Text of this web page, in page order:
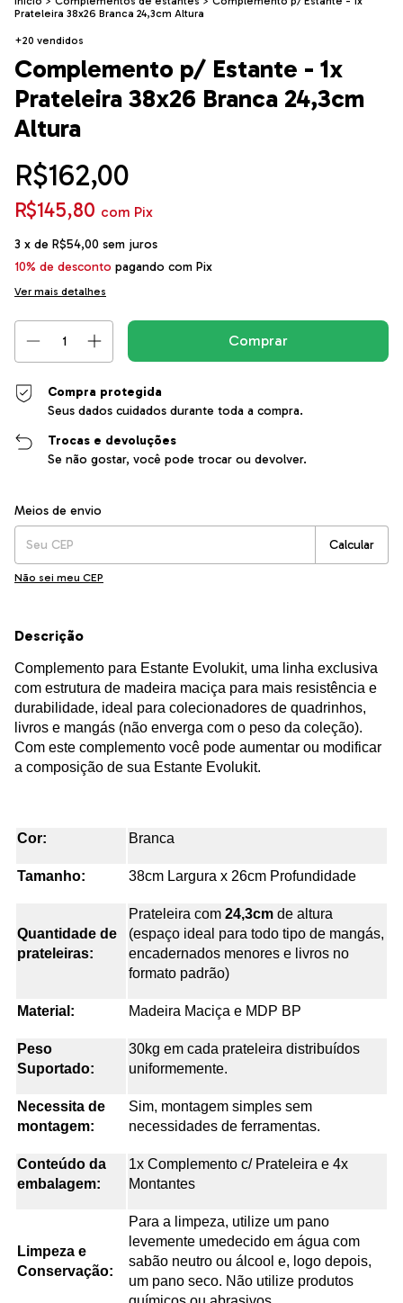
Prateleira 38x26 Branca 24,3cm Altura
+20 vendidos
Complemento p/ Estante - 1x
Prateleira 38x26 Branca 24,3cm
Altura
R$162,00
R$145,80 com Pix
3 x de R$54,00 sem juros
10% de desconto pagando com Pix
Ver mais detalhes
Compra protegida
Seus dados cuidados durante toda a compra.
Trocas e devoluções
Se não gostar, você pode trocar ou devolver.
Entregas para o CEP:
Meios de envio
Calcular
Não sei meu CEP
Descrição
Complemento para Estante Evolukit, uma linha exclusiva
com estrutura de madeira maciça para mais resistência e
durabilidade, ideal para colecionadores de quadrinhos,
livros e mangás (não enverga com o peso da coleção).
Com este complemento você pode aumentar ou modificar
a composição de sua Estante Evolukit.
Cor: Branca
Tamanho: 38cm Largura x 26cm Profundidade
Quantidade de
prateleiras:
Prateleira com 24,3cm de altura
(espaço ideal para todo tipo de mangás,
encadernados menores e livros no
formato padrão)
Material: Madeira Maciça e MDP BP
Peso
Suportado:
30kg em cada prateleira distribuídos
uniformemente.
Necessita de
montagem:
Sim, montagem simples sem
necessidades de ferramentas.
Conteúdo da
embalagem:
1x Complemento c/ Prateleira e 4x
Montantes
Limpeza e
Conservação:
Para a limpeza, utilize um pano
levemente umedecido em água com
sabão neutro ou álcool e, logo depois,
um pano seco. Não utilize produtos